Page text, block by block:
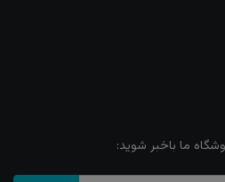
ما باخبر شوید: